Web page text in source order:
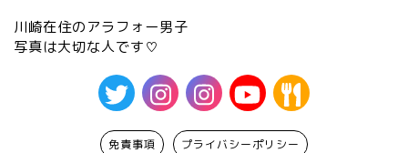
川崎在住のアラフォー男子
写真は大切な人です♡
免責事項 プライバシーポリシー